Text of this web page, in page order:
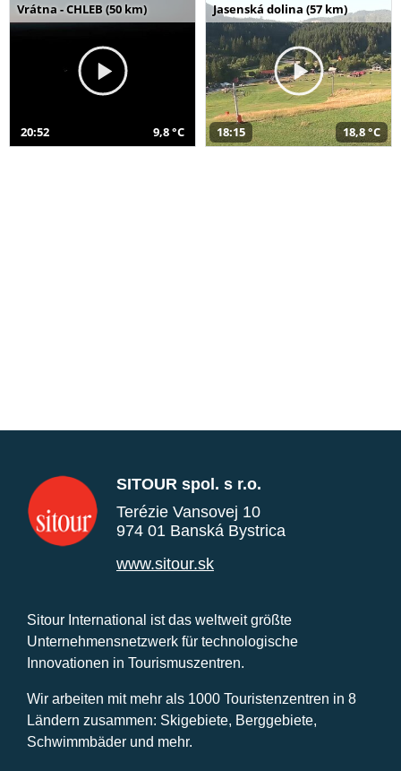
Vrátna - CHLEB (50 km)
20:52 9,8 °C
Jasenská dolina (57 km)
18:15 18,8 °C
SITOUR spol. s r.o.
Terézie Vansovej 10
974 01 Banská Bystrica
www.sitour.sk
Sitour International ist das weltweit größte
Unternehmensnetzwerk für technologische
Innovationen in Tourismuszentren.
Wir arbeiten mit mehr als 1000 Touristenzentren in 8
Ländern zusammen: Skigebiete, Berggebiete,
Schwimmbäder und mehr.